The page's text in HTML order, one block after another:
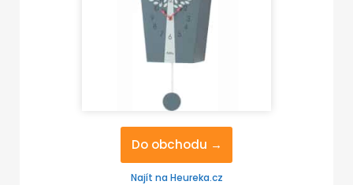
Do obchodu →
Najít na Heureka.cz